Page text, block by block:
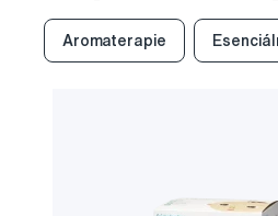
Aromaterapie